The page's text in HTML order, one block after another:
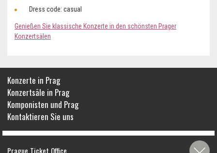
Dress code: casual
Genießen Sie klassische Konzerte in den schönsten Prager
Konzertsälen
Konzerte in Prag
Konzertsäle in Prag
Komponisten und Prag
Kontaktieren Sie uns
Prague Ticket Office